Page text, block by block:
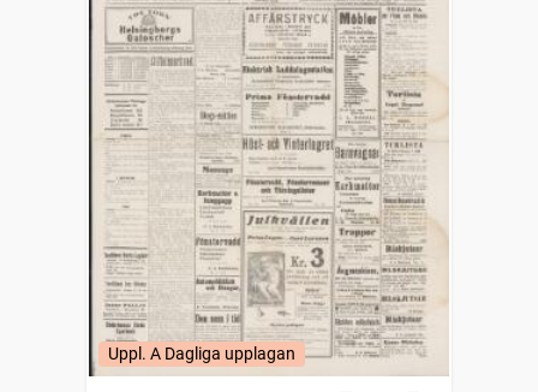
Uppl. A Dagliga upplagan